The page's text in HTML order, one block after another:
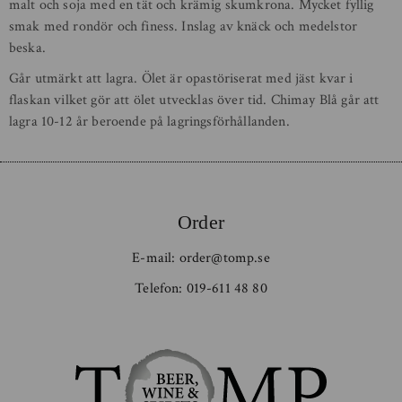
malt och soja med en tät och krämig skumkrona. Mycket fyllig
smak med rondör och finess. Inslag av knäck och medelstor
beska.
Går utmärkt att lagra. Ölet är opastöriserat med jäst kvar i
flaskan vilket gör att ölet utvecklas över tid. Chimay Blå går att
lagra 10-12 år beroende på lagringsförhållanden.
Order
E-mail: order@tomp.se
Telefon: 019-611 48 80